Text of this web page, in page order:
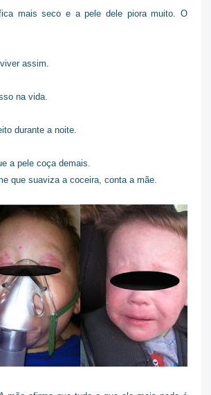
mais seco e a pele dele piora muito. O
assim.
na vida.
durante a noite.
a pele coça demais.
que suaviza a coceira, conta a mãe.